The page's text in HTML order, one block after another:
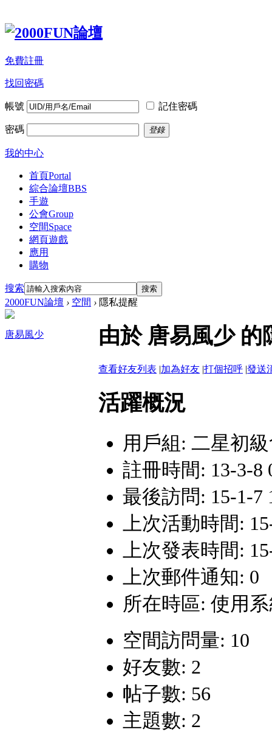
免費註冊
找回密碼
帳號 記住密碼
密碼 登錄
我的中心
首頁Portal
綜合論壇BBS
手遊
公會Group
空間Space
網頁遊戲
應用
購物
搜索 搜索
2000FUN論壇 › 空間 › 隱私提醒
唐易風少 由於 唐易風少
查看好友列表 |加為好友 |打個招呼 |發送
活躍概況
用戶組: 二星初
註冊時間: 13-3-8
最後訪問: 15-1-7
上次活動時間:
上次發表時間:
上次郵件通知: 0
所在時區: 使用
空間訪問量: 10
好友數: 2
帖子數: 56
主題數: 2